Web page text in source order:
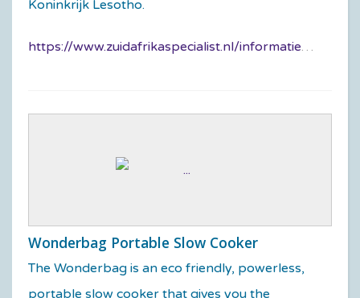
Koninkrijk Lesotho.
https://www.zuidafrikaspecialist.nl/informatie/steden-zuid-afrika/clarens/
Wonderbag Portable Slow Cooker
The Wonderbag is an eco friendly, powerless,
portable slow cooker that gives you the